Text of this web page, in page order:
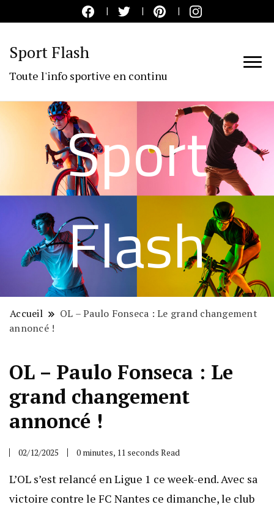
Sport Flash
Toute l'info sportive en continu
Sport
Flash
Accueil
OL – Paulo Fonseca : Le grand changement
annoncé !
OL – Paulo Fonseca : Le
grand changement
annoncé !
02/12/2025 0 minutes, 11 seconds Read
L’OL s’est relancé en Ligue 1 ce week-end. Avec sa
victoire contre le FC Nantes ce dimanche, le club